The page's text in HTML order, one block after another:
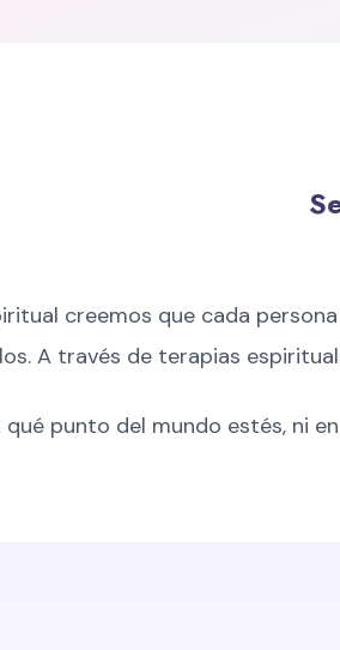
creemos que cada
A través de terapias
punto del mundo estés, ni